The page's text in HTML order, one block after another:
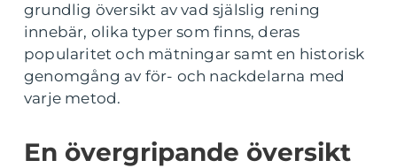
grundlig översikt av vad själslig rening
innebär, olika typer som finns, deras
popularitet och mätningar samt en historisk
genomgång av för- och nackdelarna med
varje metod.
En övergripande översikt